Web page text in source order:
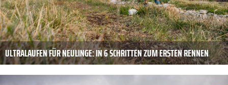
ULTRALAUFEN FÜR NEULINGE: IN 6 SCHRITTEN ZUM ERSTEN RENNEN